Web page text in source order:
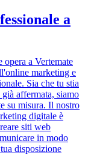
a
a Vertemate
marketing e
Sia che tu stia
affermata, siamo
su misura. Il nostro
digitale è
siti web
in modo
disposizione